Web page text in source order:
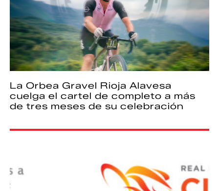
La Orbea Gravel Rioja Alavesa
cuelga el cartel de completo a más
de tres meses de su celebración